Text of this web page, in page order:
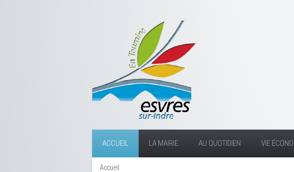
ACCUEIL LA MAIRIE AU QUOTIDIEN VIE
Accueil